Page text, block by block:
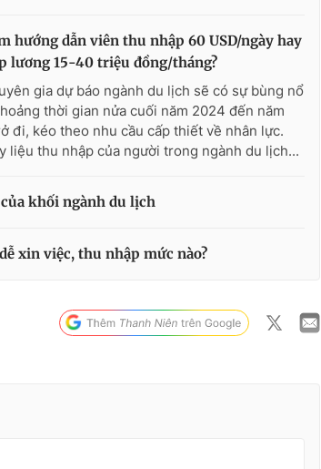
hướng dẫn viên thu nhập 60 USD/ngày hay
lương 15-40 triệu đồng/tháng?
gia dự báo ngành du lịch sẽ có sự bùng nổ
thời gian nửa cuối năm 2024 đến năm
đi, kéo theo nhu cầu cấp thiết về nhân lực.
liệu thu nhập của người trong ngành du lịch...
khối ngành du lịch
xin việc, thu nhập mức nào?